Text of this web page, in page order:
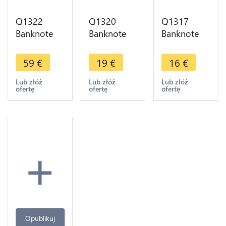
Q1322
Banknote
Dinars 1970
-> Make
offer
59 €
Lub złóż
ofertę
Q1320
Banknote
Dinars 1970
AU -> Make
offer
19 €
Lub złóż
ofertę
Q1317
Banknote
Dinars 1970
-> Make
offer
16 €
Lub złóż
ofertę
+
Opublikuj